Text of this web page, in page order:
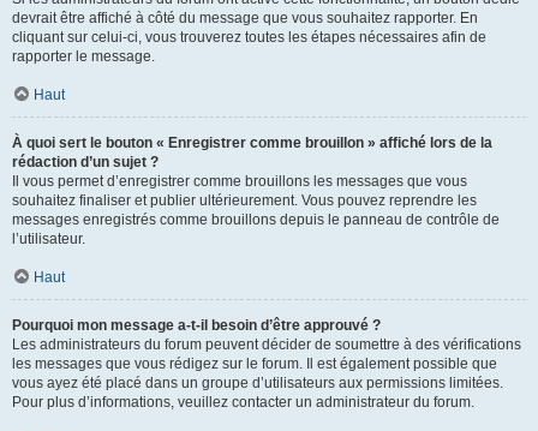
devrait être affiché à côté du message que vous souhaitez rapporter. En
cliquant sur celui-ci, vous trouverez toutes les étapes nécessaires afin de
rapporter le message.
Haut
À quoi sert le bouton « Enregistrer comme brouillon » affiché lors de la
rédaction d’un sujet ?
Il vous permet d’enregistrer comme brouillons les messages que vous
souhaitez finaliser et publier ultérieurement. Vous pouvez reprendre les
messages enregistrés comme brouillons depuis le panneau de contrôle de
l’utilisateur.
Haut
Pourquoi mon message a-t-il besoin d’être approuvé ?
Les administrateurs du forum peuvent décider de soumettre à des vérifications
les messages que vous rédigez sur le forum. Il est également possible que
vous ayez été placé dans un groupe d’utilisateurs aux permissions limitées.
Pour plus d’informations, veuillez contacter un administrateur du forum.